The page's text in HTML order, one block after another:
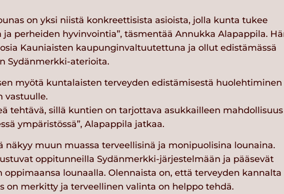
on yksi niistä konkreettisista asioista, jolla kunta tukee
ja perheiden hyvinvointia”, täsmentää Annukka Alapappila.
Kauniaisten kaupunginvaltuutettuna ja ollut edistämässä
Sydänmerkki-aterioita.
myötä kuntalaisten terveyden edistämisestä huolehtiminen
vastuulle.
tehtävä, sillä kuntien on tarjottava asukkailleen mahdollisuus
ympäristössä”, Alapappila jatkaa.
näkyy muun muassa terveellisinä ja monipuolisina lounaina.
oppitunneilla Sydänmerkki-järjestelmään ja pääsevät
oppimaansa lounaalla. Olennaista on, että terveyden kannalta
on merkitty ja terveellinen valinta on helppo tehdä.